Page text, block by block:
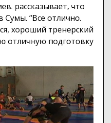
рассказывает, что
“Все отлично.
хороший тренерский
отличную подготовку